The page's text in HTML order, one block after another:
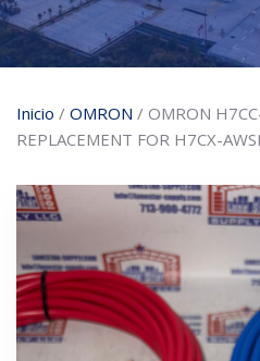
Inicio / OMRON / OMRON
REPLACEMENT FOR H7CX-